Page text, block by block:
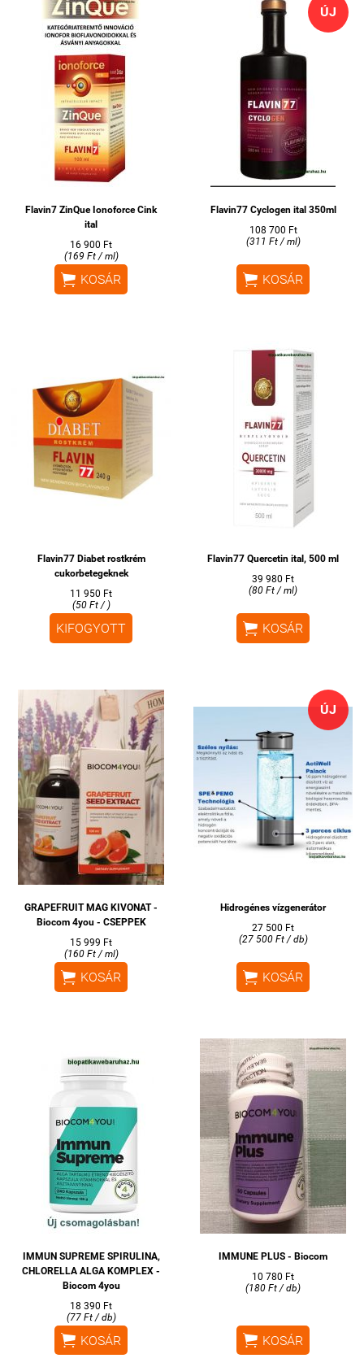
Flavin7 ZinQue Ionoforce Cink
ital
16 900 Ft
(169 Ft / ml)
 KOSÁR
ÚJ
Flavin77 Cyclogen ital 350ml
108 700 Ft
(311 Ft / ml)
 KOSÁR
Flavin77 Diabet rostkrém
cukorbetegeknek
11 950 Ft
(50 Ft / )
KIFOGYOTT
Flavin77 Quercetin ital, 500 ml
39 980 Ft
(80 Ft / ml)
 KOSÁR
GRAPEFRUIT MAG KIVONAT -
Biocom 4you - CSEPPEK
15 999 Ft
(160 Ft / ml)
 KOSÁR
ÚJ
Hidrogénes vízgenerátor
27 500 Ft
(27 500 Ft / db)
 KOSÁR
IMMUN SUPREME SPIRULINA,
CHLORELLA ALGA KOMPLEX -
Biocom 4you
18 390 Ft
(77 Ft / db)
 KOSÁR
IMMUNE PLUS - Biocom
10 780 Ft
(180 Ft / db)
 KOSÁR